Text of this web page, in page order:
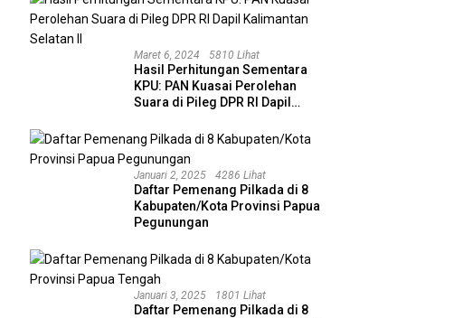
Maret 6, 2024 5810 Lihat
Hasil Perhitungan Sementara
KPU: PAN Kuasai Perolehan
Suara di Pileg DPR RI Dapil
Januari 2, 2025 4286 Lihat
Daftar Pemenang Pilkada di 8
Kabupaten/Kota Provinsi Papua
Pegunungan
Januari 3, 2025 1801 Lihat
Daftar Pemenang Pilkada di 8